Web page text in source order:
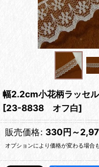
幅2.2cm小花柄ラッセ
[23-8838 オフ白]
販売価格: 330円～
オプションにより価格が変わる場合